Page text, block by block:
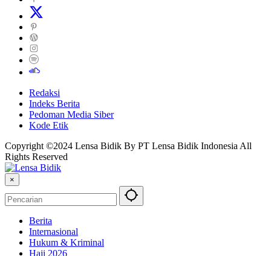
Redaksi
Indeks Berita
Pedoman Media Siber
Kode Etik
Copyright ©2024 Lensa Bidik By PT Lensa Bidik Indonesia All
Rights Reserved
×
Berita
Internasional
Hukum & Kriminal
Haji 2026